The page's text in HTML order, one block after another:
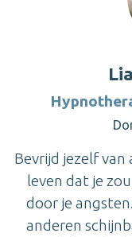
Bevrijd jezelf
leven dat je
door je
anderen